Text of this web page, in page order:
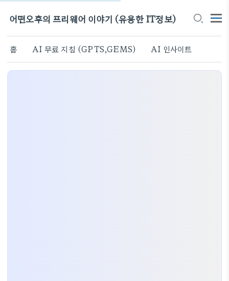
어떤오후의 프리웨어 이야기 (유용한 IT정보)
홈 AI 무료 지침 (GPTS,GEMS) AI 인사이트